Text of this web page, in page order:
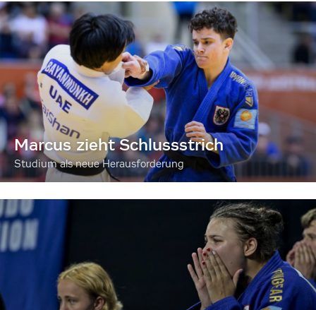
Marcus zieht Schlussstrich
Studium als neue Herausforderung